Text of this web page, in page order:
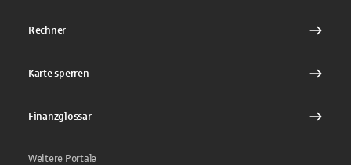
Rechner
Karte sperren
Finanzglossar
Weitere Portale